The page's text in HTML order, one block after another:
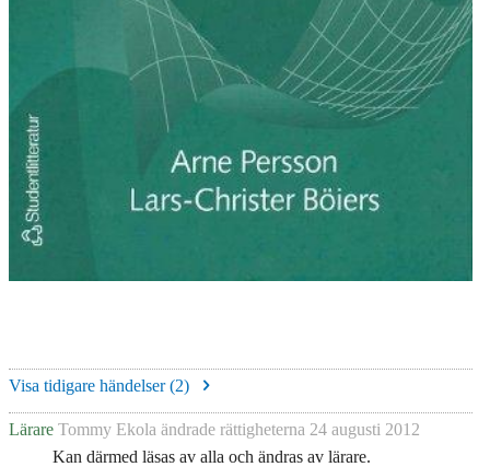
Visa tidigare händelser (2)
Lärare Tommy Ekola ändrade rättigheterna 24 augusti 2012
Kan därmed läsas av alla och ändras av lärare.